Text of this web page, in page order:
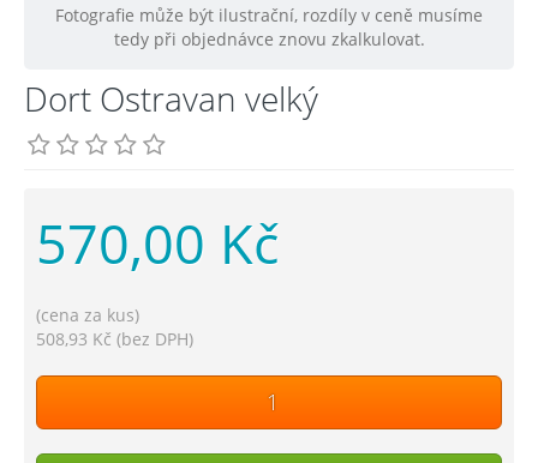
Fotografie může být ilustrační, rozdíly v ceně musíme
tedy při objednávce znovu zkalkulovat.
Dort Ostravan velký
570,00 Kč
(cena za kus)
508,93 Kč (bez DPH)